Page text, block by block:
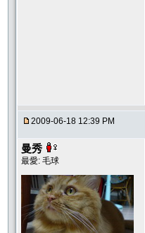
2009-06-18 12:39 PM
曼秀
最愛: 毛球